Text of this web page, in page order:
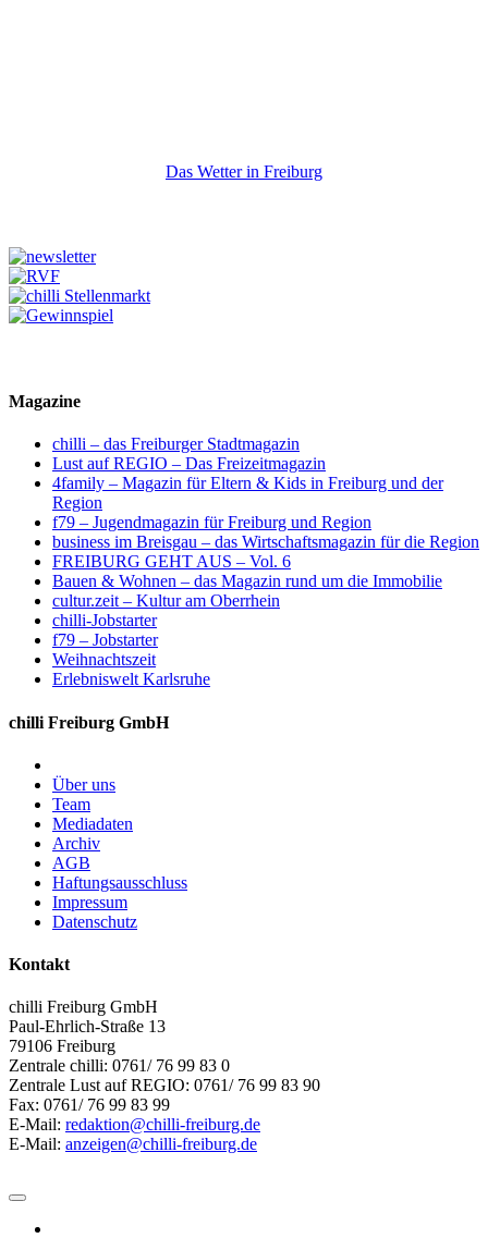
Das Wetter in Freiburg
Magazine
chilli – das Freiburger Stadtmagazin
Lust auf REGIO – Das Freizeitmagazin
4family – Magazin für Eltern & Kids in Freiburg und der
Region
f79 – Jugendmagazin für Freiburg und Region
business im Breisgau – das Wirtschaftsmagazin für die Region
FREIBURG GEHT AUS – Vol. 6
Bauen & Wohnen – das Magazin rund um die Immobilie
cultur.zeit – Kultur am Oberrhein
chilli-Jobstarter
f79 – Jobstarter
Weihnachtszeit
Erlebniswelt Karlsruhe
chilli Freiburg GmbH
Über uns
Team
Mediadaten
Archiv
AGB
Haftungsausschluss
Impressum
Datenschutz
Kontakt
chilli Freiburg GmbH
Paul-Ehrlich-Straße 13
79106 Freiburg
Zentrale chilli: 0761/ 76 99 83 0
Zentrale Lust auf REGIO: 0761/ 76 99 83 90
Fax: 0761/ 76 99 83 99
E-Mail: redaktion@chilli-freiburg.de
E-Mail: anzeigen@chilli-freiburg.de